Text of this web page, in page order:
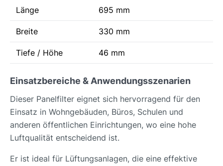
Länge 695 mm
Breite 330 mm
Tiefe / Höhe 46 mm
Einsatzbereiche & Anwendungsszenarien
Dieser Panelfilter eignet sich hervorragend für den
Einsatz in Wohngebäuden, Büros, Schulen und
anderen öffentlichen Einrichtungen, wo eine hohe
Luftqualität entscheidend ist.
Er ist ideal für Lüftungsanlagen, die eine effektive